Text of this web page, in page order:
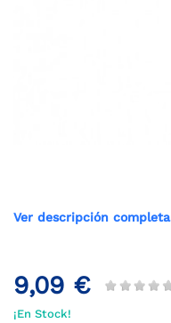
Ver descripción completa
9,09 €
¡En Stock!